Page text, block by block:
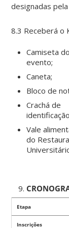
designadas
8.3 Receberá o
Camiseta do
evento;
Caneta;
Bloco de
Crachá de
Vale
do
Etapa
Inscrições